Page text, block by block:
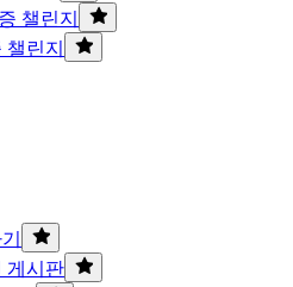
챌린지
린지
게시판